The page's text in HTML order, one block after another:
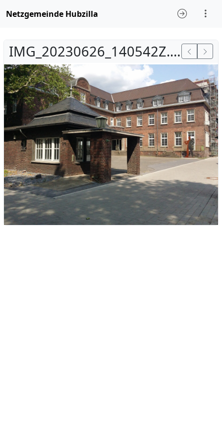
Netzgemeinde Hubzilla
IMG_20230626_140542Z.jpg